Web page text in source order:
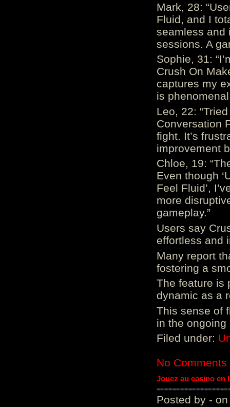
Mark, 28:
Fluid, and I
seamless and
sessions. A
Sophie, 31:
Crush On
captures my
is
Leo, 22:
Conversation
fight. It’s
improvement
Chloe, 19:
Even though
Feel Fluid’,
more
gameplay.”
Users say
effortless and
Many report
fostering a
The feature is
dynamic as a
This sense of
in the ongoing
Filed under:
No Comments
Jouez au casino en
Posted by - on